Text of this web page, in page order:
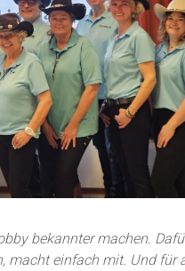
bekannter machen.
macht einfach mit. Und für